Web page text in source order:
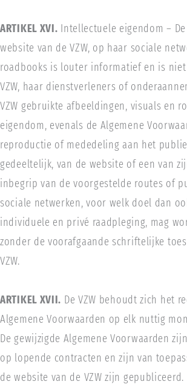
ARTIKEL XVI. Intellectuele eigendom –
website van de VZW, op haar sociale
roadbooks is louter informatief en is
VZW, haar dienstverleners of
VZW gebruikte afbeeldingen, visuals en
eigendom, evenals de Algemene
reproductie of mededeling aan het
gedeeltelijk, van de website of een van
inbegrip van de voorgestelde routes of
sociale netwerken, voor welk doel dan
individuele en privé raadpleging, mag
zonder de voorafgaande schriftelijke
VZW.
ARTIKEL XVII. De VZW behoudt zich het
Algemene Voorwaarden op elk nuttig
De gewijzigde Algemene Voorwaarden
op lopende contracten en zijn van
de website van de VZW zijn gepubliceerd.